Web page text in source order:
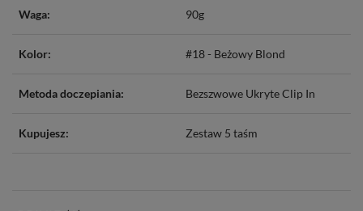
Waga: 90g
Kolor: #18 - Beżowy Blond
Metoda doczepiania: Bezszwowe Ukryte Clip In
Kupujesz: Zestaw 5 taśm